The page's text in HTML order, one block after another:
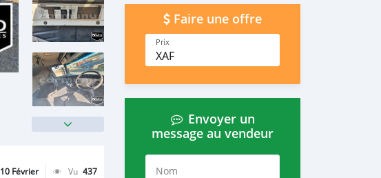
10 Février Vu 437
Faire une offre
Prix
XAF
Envoyer un
message au vendeur
Nom